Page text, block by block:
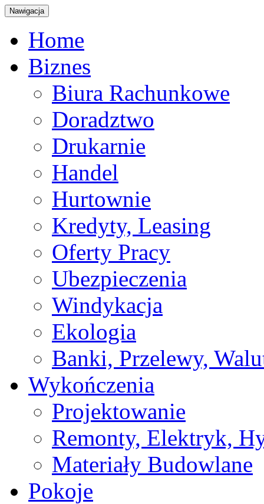
Nawigacja
Home
Biznes
Biura Rachunkowe
Doradztwo
Drukarnie
Handel
Hurtownie
Kredyty, Leasing
Oferty Pracy
Ubezpieczenia
Windykacja
Ekologia
Banki, Przelewy,
Wykończenia
Projektowanie
Remonty, Elektryk,
Materiały Budowlane
Pokoje